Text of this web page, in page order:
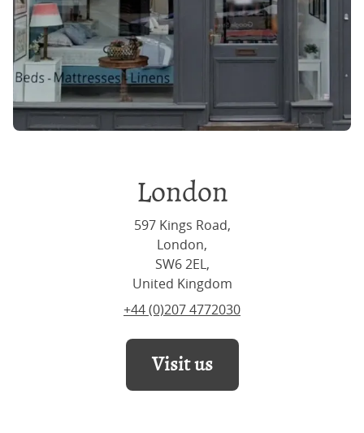
London
597 Kings Road,
London,
SW6 2EL,
United Kingdom
+44 (0)207 4772030
Visit us